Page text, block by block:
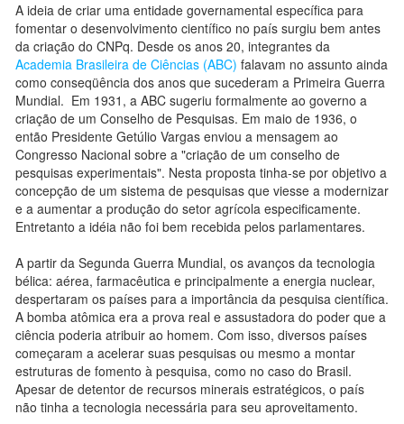
A ideia de criar uma entidade governamental específica para
fomentar o desenvolvimento científico no país surgiu bem antes
da criação do CNPq. Desde os anos 20, integrantes da
Academia Brasileira de Ciências (ABC) falavam no assunto ainda
como conseqüência dos anos que sucederam a Primeira Guerra
Mundial. Em 1931, a ABC sugeriu formalmente ao governo a
criação de um Conselho de Pesquisas. Em maio de 1936, o
então Presidente Getúlio Vargas enviou a mensagem ao
Congresso Nacional sobre a "criação de um conselho de
pesquisas experimentais". Nesta proposta tinha-se por objetivo a
concepção de um sistema de pesquisas que viesse a modernizar
e a aumentar a produção do setor agrícola especificamente.
Entretanto a idéia não foi bem recebida pelos parlamentares.
A partir da Segunda Guerra Mundial, os avanços da tecnologia
bélica: aérea, farmacêutica e principalmente a energia nuclear,
despertaram os países para a importância da pesquisa científica.
A bomba atômica era a prova real e assustadora do poder que a
ciência poderia atribuir ao homem. Com isso, diversos países
começaram a acelerar suas pesquisas ou mesmo a montar
estruturas de fomento à pesquisa, como no caso do Brasil.
Apesar de detentor de recursos minerais estratégicos, o país
não tinha a tecnologia necessária para seu aproveitamento.